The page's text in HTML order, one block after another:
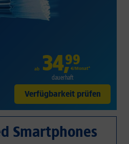
ab 34,99
€/Monat*
dauerhaft
Verfügbarkeit prüfen
Smartphones